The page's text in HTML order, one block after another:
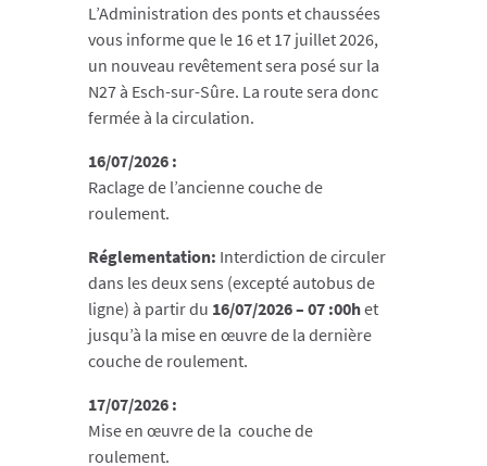
L’Administration des ponts et chaussées
vous informe que le 16 et 17 juillet 2026,
un nouveau revêtement sera posé sur la
N27 à Esch-sur-Sûre. La route sera donc
fermée à la circulation.
16/07/2026 :
Raclage de l’ancienne couche de
roulement.
Réglementation: Interdiction de circuler
dans les deux sens (excepté autobus de
ligne) à partir du 16/07/2026 – 07 :00het
jusqu’à la mise en œuvre de la dernière
couche de roulement.
17/07/2026 :
Mise en œuvre de la couche de
roulement.